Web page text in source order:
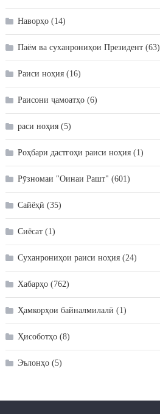
Наворҳо(14)
Паём ва суханрониҳои Президент(63)
Раиси ноҳия(16)
Раисони ҷамоатҳо(6)
раси ноҳия(5)
Роҳбари дастгоҳи раиси ноҳия(1)
Рӯзномаи "Оинаи Рашт" (601)
Сайёҳӣ (35)
Сиёсат(1)
Суханрониҳои раиси ноҳия(24)
Хабарҳо(762)
Ҳамкорҳои байналмилалӣ (1)
Ҳисоботҳо(8)
Эълонҳо(5)